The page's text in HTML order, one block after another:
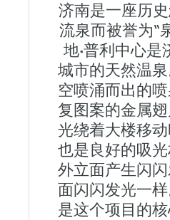
济南是一座历
流泉而被誉为“
地•普利中心
城市的天然温
空喷涌而出的
复图案的金属
光绕着大楼移
也是良好的吸
外立面产生闪
面闪闪发光一
是这个项目的